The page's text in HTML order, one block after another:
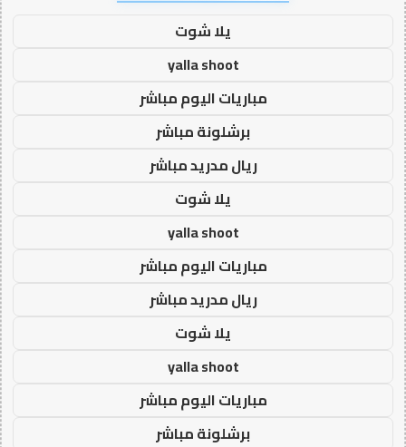
يلا شوت
yalla shoot
مباريات اليوم مباشر
برشلونة مباشر
ريال مدريد مباشر
يلا شوت
yalla shoot
مباريات اليوم مباشر
ريال مدريد مباشر
يلا شوت
yalla shoot
مباريات اليوم مباشر
برشلونة مباشر